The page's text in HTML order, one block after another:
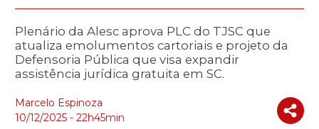
Plenário da Alesc aprova PLC do TJSC que
atualiza emolumentos cartoriais e projeto da
Defensoria Pública que visa expandir
assistência jurídica gratuita em SC.
Marcelo Espinoza
10/12/2025 - 22h45min